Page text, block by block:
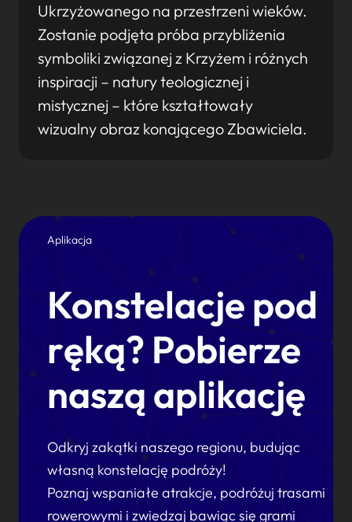
Ukrzyżowanego na przestrzeni wieków.
Zostanie podjęta próba przybliżenia
symboliki związanej z Krzyżem i różnych
inspiracji – natury teologicznej i
mistycznej – które kształtowały
wizualny obraz konającego Zbawiciela.
Aplikacja
Konstelacje pod
ręką? Pobierze
naszą aplikację
Odkryj zakątki naszego regionu, budując
własną konstelację podróży!
Poznaj wspaniałe atrakcje, podróżuj trasami
rowerowymi i zwiedzaj bawiąc się grami